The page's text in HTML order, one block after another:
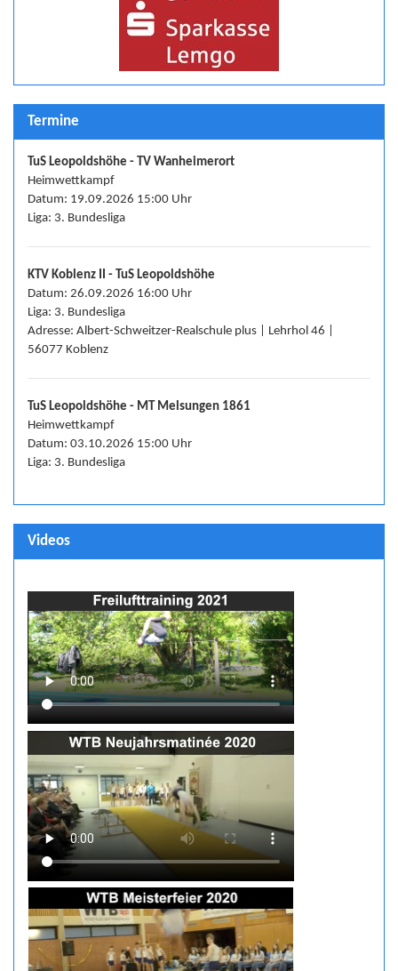
Termine
TuS Leopoldshöhe - TV Wanheimerort
Heimwettkampf
Datum: 19.09.2026 15:00 Uhr
Liga: 3. Bundesliga
KTV Koblenz II - TuS Leopoldshöhe
Datum: 26.09.2026 16:00 Uhr
Liga: 3. Bundesliga
Adresse: Albert-Schweitzer-Realschule plus | Lehrhol 46 |
56077 Koblenz
TuS Leopoldshöhe - MT Melsungen 1861
Heimwettkampf
Datum: 03.10.2026 15:00 Uhr
Liga: 3. Bundesliga
Videos